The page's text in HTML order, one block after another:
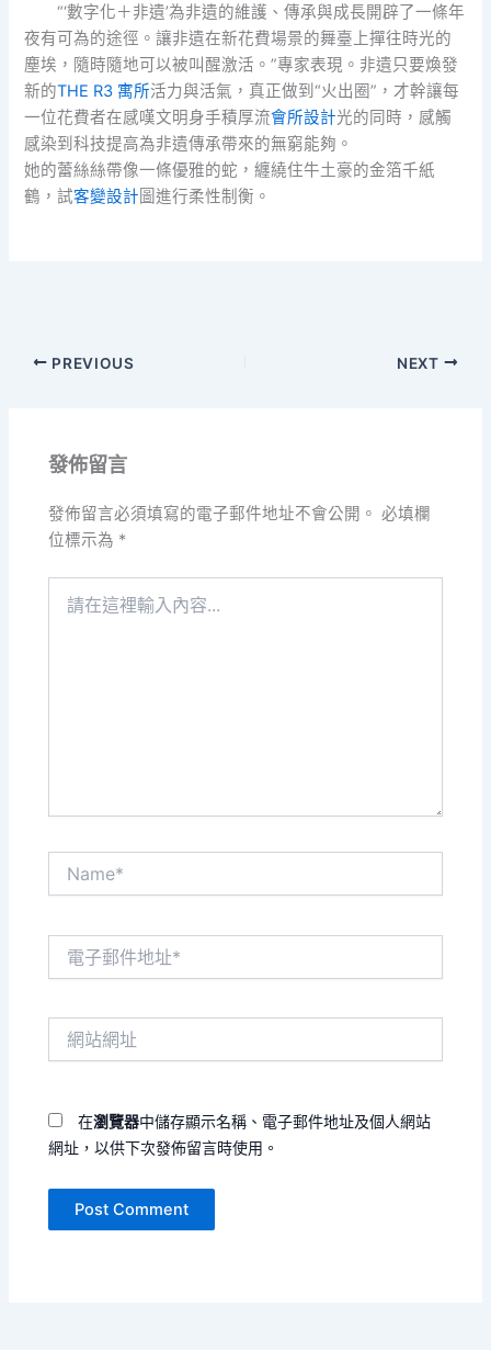
“‘數字化＋非遺’為非遺的維護、傳承與成長開辟了一條年
夜有可為的途徑。讓非遺在新花費場景的舞臺上撣往時光的
塵埃，隨時隨地可以被叫醒激活。”專家表現。非遺只要煥發
新的THE R3 寓所活力與活氣，真正做到“火出圈”，才幹讓每
一位花費者在感嘆文明身手積厚流會所設計光的同時，感觸
感染到科技提高為非遺傳承帶來的無窮能夠。
她的蕾絲絲帶像一條優雅的蛇，纏繞住牛土豪的金箔千紙
鶴，試客變設計 圖進行柔性制衡。
PREVIOUS NEXT
發佈留言
發佈留言必須填寫的電子郵件地址不會公開。 必填欄
位標示為 *
在瀏覽器中儲存顯示名稱、電子郵件地址及個人網站
網址，以供下次發佈留言時使用。